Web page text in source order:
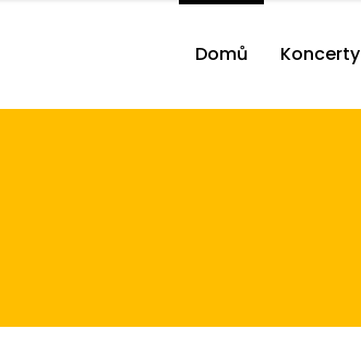
Domů Koncerty